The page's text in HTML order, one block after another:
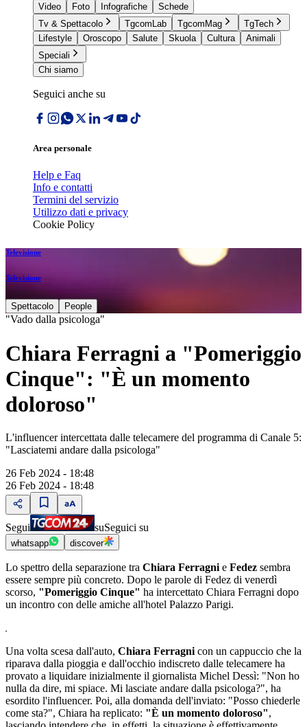
Video
Foto Infografiche
Schede
Tv & Spettacolo
TgcomLab TgcomMag
TgTech
Lifestyle
Oroscopo Salute Skuola Cultura
Animali
Speciali
Chi siamo
Seguici anche su
Area personale
Help e Faq
Info e contatti
Termini del servizio
Utilizzo dati e privacy
Cookie Policy
Televisione
Televisione
Spettacolo People
"Vado dalla psicologa"
Chiara Ferragni a "Pomeriggio
Cinque": "È un momento
doloroso"
L'influencer intercettata dalle telecamere del programma di Canale 5:
"Lasciatemi andare dalla psicologa"
26 Feb 2024 - 18:48
26 Feb 2024 - 18:48
Segui suSeguici su
whatsapp discover
Lo spettro della separazione tra Chiara Ferragni e Fedez sembra
essere sempre più concreto. Dopo le parole di Fedez di venerdì
scorso, "Pomeriggio Cinque" ha intercettato Chiara Ferragni dopo
un incontro con delle amiche all'hotel Palazzo Parigi.
Una volta scesa dall'auto, Chiara Ferragni con un cappuccio che la
riparava dalla pioggia e dall'occhio indiscreto dalle telecamere ha
provato a liquidare inizialmente il giornalista Michel Dessì: "Non ho
nulla da dire, mi spiace. Mi lasciate andare dalla psicologa?", ha
esordito l'influencer. Poi, alla domanda dell'inviato: "Posso chiederle
come sta?", Chiara ha replicato: "È un momento doloroso",